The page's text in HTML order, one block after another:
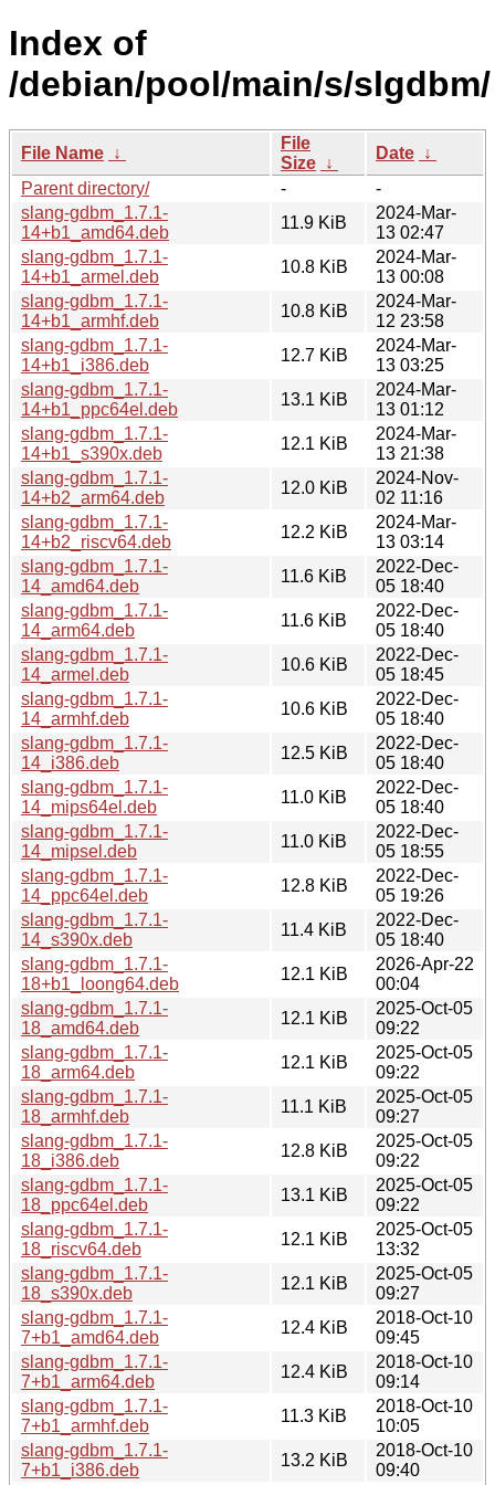
Index of
/debian/pool/main/s/slgdbm/
File Name ↓
File
Size ↓
Date ↓
Parent directory/
-
-
slang-gdbm_1.7.1-
14+b1_amd64.deb
11.9 KiB
2024-Mar-
13 02:47
slang-gdbm_1.7.1-
14+b1_armel.deb
10.8 KiB
2024-Mar-
13 00:08
slang-gdbm_1.7.1-
14+b1_armhf.deb
10.8 KiB
2024-Mar-
12 23:58
slang-gdbm_1.7.1-
14+b1_i386.deb
12.7 KiB
2024-Mar-
13 03:25
slang-gdbm_1.7.1-
14+b1_ppc64el.deb
13.1 KiB
2024-Mar-
13 01:12
slang-gdbm_1.7.1-
14+b1_s390x.deb
12.1 KiB
2024-Mar-
13 21:38
slang-gdbm_1.7.1-
14+b2_arm64.deb
12.0 KiB
2024-Nov-
02 11:16
slang-gdbm_1.7.1-
14+b2_riscv64.deb
12.2 KiB
2024-Mar-
13 03:14
slang-gdbm_1.7.1-
14_amd64.deb
11.6 KiB
2022-Dec-
05 18:40
slang-gdbm_1.7.1-
14_arm64.deb
11.6 KiB
2022-Dec-
05 18:40
slang-gdbm_1.7.1-
14_armel.deb
10.6 KiB
2022-Dec-
05 18:45
slang-gdbm_1.7.1-
14_armhf.deb
10.6 KiB
2022-Dec-
05 18:40
slang-gdbm_1.7.1-
14_i386.deb
12.5 KiB
2022-Dec-
05 18:40
slang-gdbm_1.7.1-
14_mips64el.deb
11.0 KiB
2022-Dec-
05 18:40
slang-gdbm_1.7.1-
14_mipsel.deb
11.0 KiB
2022-Dec-
05 18:55
slang-gdbm_1.7.1-
14_ppc64el.deb
12.8 KiB
2022-Dec-
05 19:26
slang-gdbm_1.7.1-
14_s390x.deb
11.4 KiB
2022-Dec-
05 18:40
slang-gdbm_1.7.1-
18+b1_loong64.deb
12.1 KiB
2026-Apr-22
00:04
slang-gdbm_1.7.1-
18_amd64.deb
12.1 KiB
2025-Oct-05
09:22
slang-gdbm_1.7.1-
18_arm64.deb
12.1 KiB
2025-Oct-05
09:22
slang-gdbm_1.7.1-
18_armhf.deb
11.1 KiB
2025-Oct-05
09:27
slang-gdbm_1.7.1-
18_i386.deb
12.8 KiB
2025-Oct-05
09:22
slang-gdbm_1.7.1-
18_ppc64el.deb
13.1 KiB
2025-Oct-05
09:22
slang-gdbm_1.7.1-
18_riscv64.deb
12.1 KiB
2025-Oct-05
13:32
slang-gdbm_1.7.1-
18_s390x.deb
12.1 KiB
2025-Oct-05
09:27
slang-gdbm_1.7.1-
7+b1_amd64.deb
12.4 KiB
2018-Oct-10
09:45
slang-gdbm_1.7.1-
7+b1_arm64.deb
12.4 KiB
2018-Oct-10
09:14
slang-gdbm_1.7.1-
7+b1_armhf.deb
11.3 KiB
2018-Oct-10
10:05
slang-gdbm_1.7.1-
7+b1_i386.deb
13.2 KiB
2018-Oct-10
09:40